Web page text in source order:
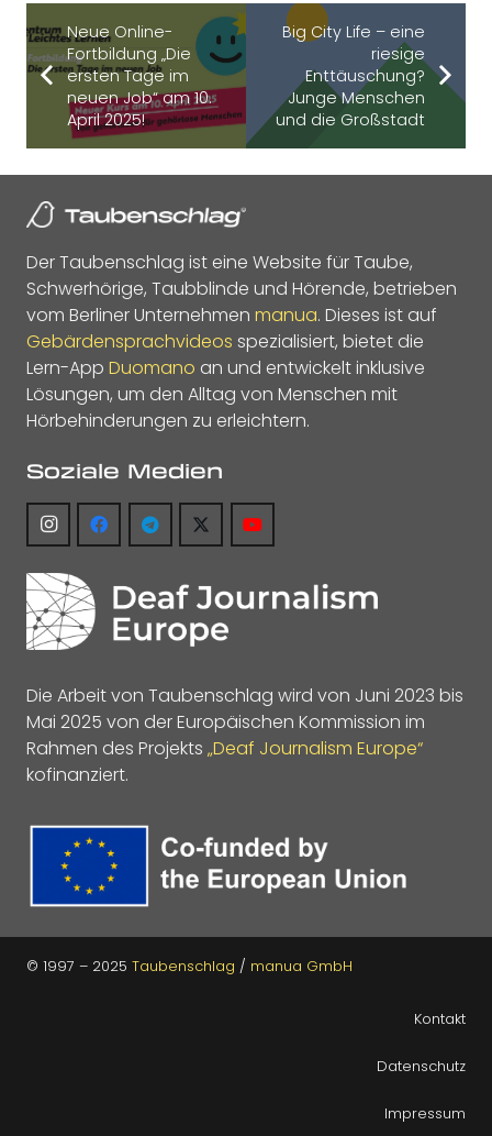
Neue Online-
Fortbildung „Die
ersten Tage im
neuen Job“ am 10.
April 2025!
Big City Life – eine
riesige
Enttäuschung?
Junge Menschen
und die Großstadt
Der Taubenschlag ist eine Website für Taube,
Schwerhörige, Taubblinde und Hörende, betrieben
vom Berliner Unternehmen manua. Dieses ist auf
Gebärdensprachvideos spezialisiert, bietet die
Lern-App Duomano an und entwickelt inklusive
Lösungen, um den Alltag von Menschen mit
Hörbehinderungen zu erleichtern.
Soziale Medien
Die Arbeit von Taubenschlag wird von Juni 2023 bis
Mai 2025 von der Europäischen Kommission im
Rahmen des Projekts „Deaf Journalism Europe“
kofinanziert.
© 1997 – 2025 Taubenschlag / manua GmbH
Kontakt
Datenschutz
Impressum